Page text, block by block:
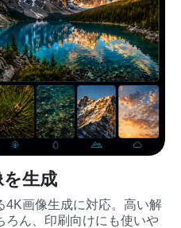
生成
4K画像生成に対応。高い解
ろん、印刷向けにも使いや